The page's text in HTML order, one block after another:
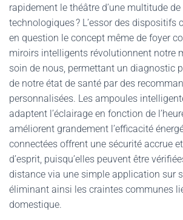
rapidement le théâtre d’une multitude
technologiques ? L’essor des dispositifs
en question le concept même de foyer
miroirs intelligents révolutionnent notre
soin de nous, permettant un diagnostic
de notre état de santé par des
personnalisées. Les ampoules
adaptent l’éclairage en fonction de
améliorent grandement l’efficacité
connectées offrent une sécurité accrue
d’esprit, puisqu’elles peuvent être
distance via une simple application sur
éliminant ainsi les craintes communes
domestique.